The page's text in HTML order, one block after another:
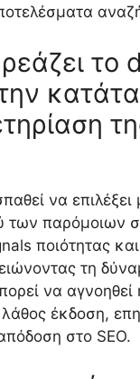
το
να επιλέξει
των παρόμοιων
ποιότητας
τη
να αγνοηθεί
λάθος έκδοση,
στο SEO.